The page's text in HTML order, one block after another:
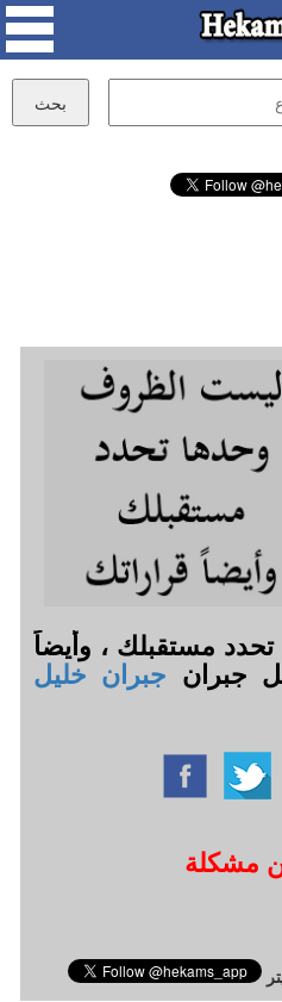
مستقبلك ، وأيضاً
جبران جبران خليل
مشكلة